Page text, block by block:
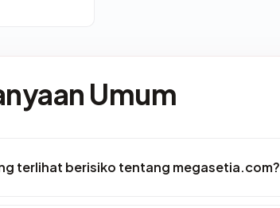
Umum
terlihat berisiko tentang megasetia.com?